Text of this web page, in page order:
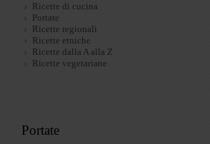
Ricette di cucina
Portate
Ricette regionali
Ricette etniche
Ricette dalla A alla Z
Ricette vegetariane
Portate